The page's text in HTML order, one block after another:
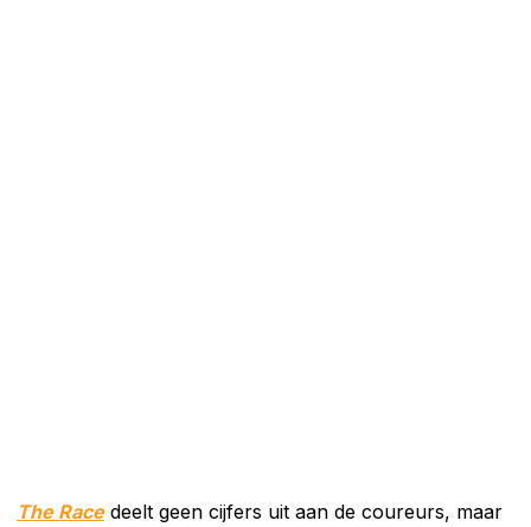
The Racedeelt geen cijfers uit aan de coureurs, maar